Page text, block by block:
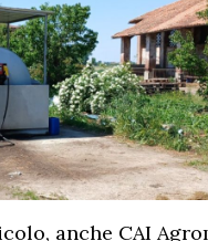
anche CAI